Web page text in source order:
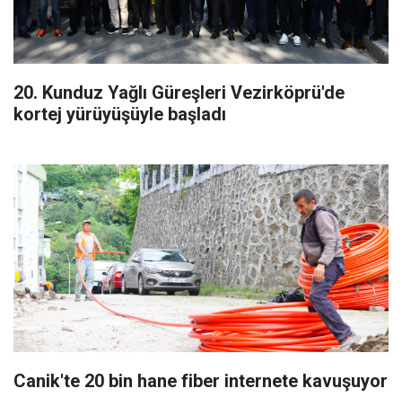
20. Kunduz Yağlı Güreşleri Vezirköprü'de
kortej yürüyüşüyle başladı
Canik'te 20 bin hane fiber internete kavuşuyor